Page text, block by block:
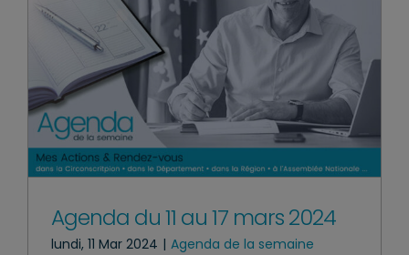
Agenda du 11 au 17 mars 2024
lundi, 11 Mar 2024 | Agenda de la semaine